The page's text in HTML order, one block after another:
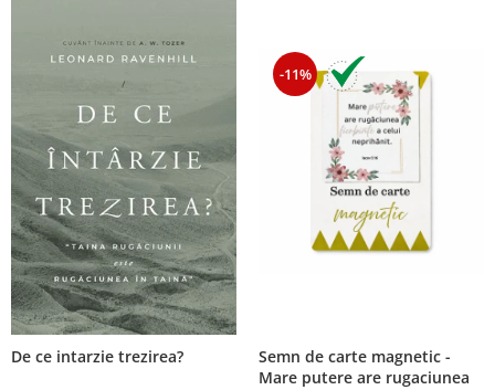
De ce intarzie trezirea?
-11%
Semn de carte magnetic -
Mare putere are rugaciunea